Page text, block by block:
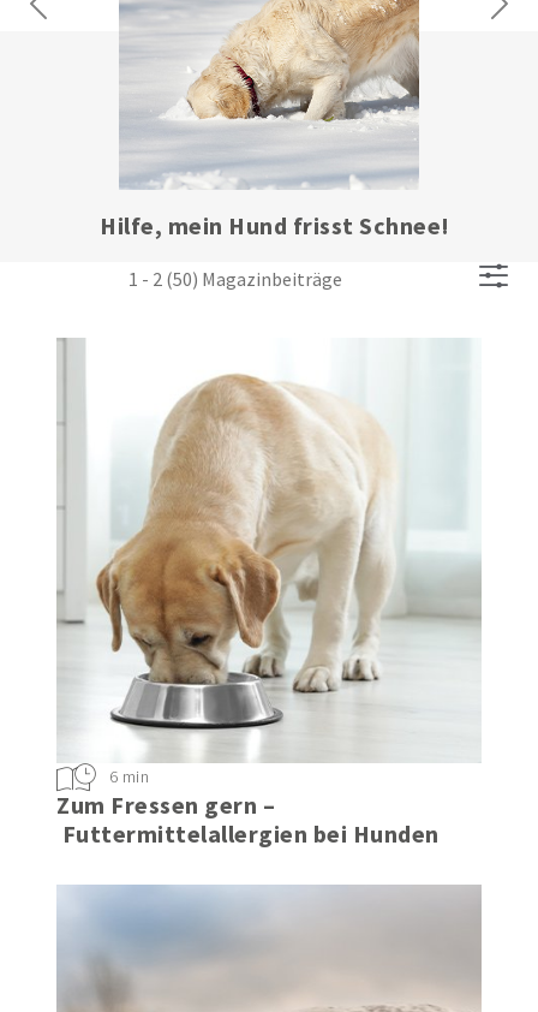
Hilfe, mein Hund frisst Schnee!
Previous Next
1 - 2 (50) Magazinbeiträge
Zum Fressen gern –
Futtermittelallergien bei Hunden
6 min